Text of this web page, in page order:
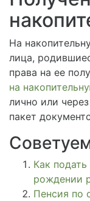
На
лица,
права на ее
на
лично или через
пакет
Как
рождении
Пенсия по